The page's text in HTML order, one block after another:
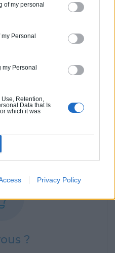
of my personal
my Personal
my Personal
Retention,
Data that Is
which it was
Privacy Policy
surtout si vous avez une
Il faut vraiment bien
la sous-couche pour éviter
certains cas, il vaudra mieux
article
?